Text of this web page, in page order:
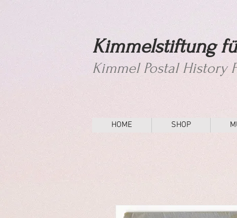
Kimmelstiftung
Kimmel Postal History
HOME SHOP